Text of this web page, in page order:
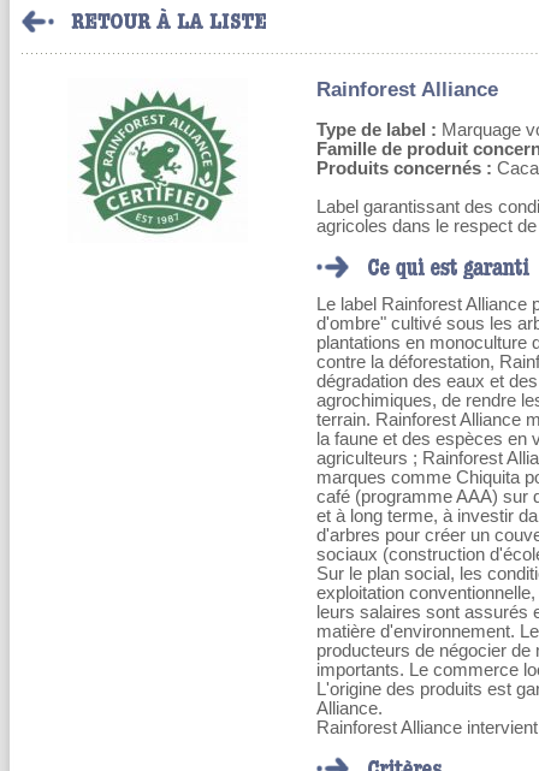
Rainforest Alliance
Type de label : Marquage
Famille de produit
Produits concernés :
Label garantissant des
agricoles dans le respect
Le label Rainforest
d'ombre" cultivé sous les
plantations en monoculture
contre la déforestation,
dégradation des eaux et
agrochimiques, de rendre
terrain. Rainforest Alliance
la faune et des espèces en
agriculteurs ; Rainforest
marques comme Chiquita
café (programme AAA) sur
et à long terme, à investir
d'arbres pour créer un
sociaux (construction
Sur le plan social, les
exploitation
leurs salaires sont assurés
matière d'environnement.
producteurs de négocier
importants. Le commerce
L'origine des produits est
Alliance.
Rainforest Alliance